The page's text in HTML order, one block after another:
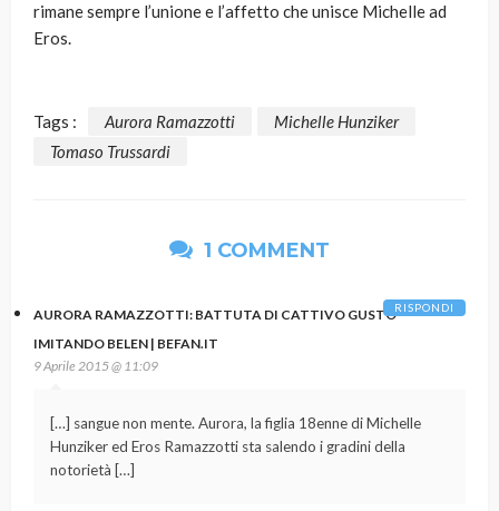
rimane sempre l’unione e l’affetto che unisce Michelle ad
Eros.
Tags : Aurora Ramazzotti
Michelle Hunziker
Tomaso Trussardi
1 COMMENT
AURORA RAMAZZOTTI: BATTUTA DI CATTIVO GUSTO
IMITANDO BELEN | BEFAN.IT
9 Aprile 2015 @ 11:09
[…] sangue non mente. Aurora, la figlia 18enne di Michelle
Hunziker ed Eros Ramazzotti sta salendo i gradini della
notorietà […]
RISPONDI